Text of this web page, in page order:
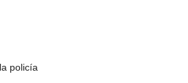
policía